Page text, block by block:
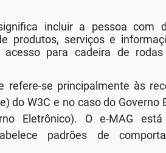
incluir a pessoa com
produtos, serviços e
para cadeira de
refere-se principalmente às
do W3C e no caso do Governo
Eletrônico). O e-MAG
padrões de